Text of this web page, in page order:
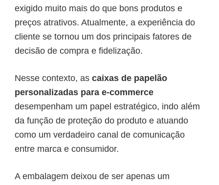
exigido muito mais do que bons produtos e
preços atrativos. Atualmente, a experiência do
cliente se tornou um dos principais fatores de
decisão de compra e fidelização.
Nesse contexto, as caixas de papelão
personalizadas para e-commerce
desempenham um papel estratégico, indo além
da função de proteção do produto e atuando
como um verdadeiro canal de comunicação
entre marca e consumidor.
A embalagem deixou de ser apenas um